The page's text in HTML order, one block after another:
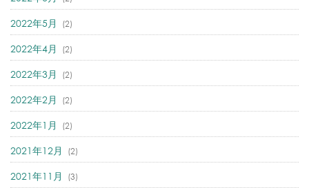
2022年5月 (2)
2022年4月 (2)
2022年3月 (2)
2022年2月 (2)
2022年1月 (2)
2021年12月 (2)
2021年11月 (3)